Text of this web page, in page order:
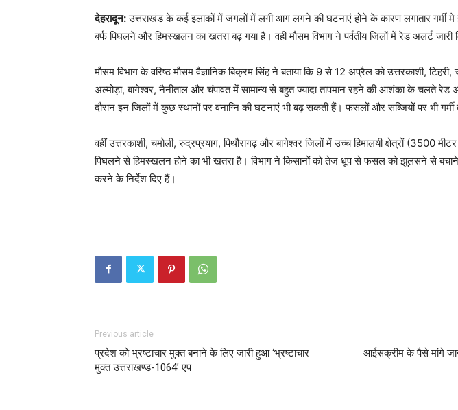
देहरादून:उत्तराखंड के कई इलाकों में जंगलों में लगी आग लगने की घटनाएं होने के कारण लगातार गर्मी
बर्फ पिघलने और हिमस्खलन का खतरा बढ़ गया है। वहीं मौसम विभाग ने पर्वतीय जिलों में रेड अलर्ट जारी
मौसम विभाग के वरिष्ठ मौसम वैज्ञानिक बिक्रम सिंह ने बताया कि 9 से 12 अप्रैल को उत्तरकाशी, टिहरी,
अल्मोड़ा, बागेश्वर, नैनीताल और चंपावत में सामान्य से बहुत ज्यादा तापमान रहने की आशंका के चलते रेड
दौरान इन जिलों में कुछ स्थानों पर वनाग्नि की घटनाएं भी बढ़ सकती हैं। फसलों और सब्जियों पर भी
वहीं उत्तरकाशी, चमोली, रुद्रप्रयाग, पिथौरागढ़ और बागेश्वर जिलों में उच्च हिमालयी क्षेत्रों (3500
पिघलने से हिमस्खलन होने का भी खतरा है। विभाग ने किसानों को तेज धूप से फसल को झुलसने से बचाने
करने के निर्देश दिए हैं।
Previous article
प्रदेश को भ्रष्टाचार मुक्त बनाने के लिए जारी हुआ ‘भ्रष्टाचार
मुक्त उत्तराखण्ड-1064’ एप
आईसक्रीम के पैसे मांगे